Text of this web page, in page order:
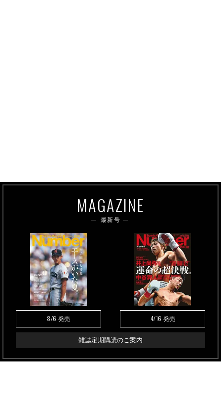
MAGAZINE
最新号
8/6 発売 4/16 発売
雑誌定期購読のご案内